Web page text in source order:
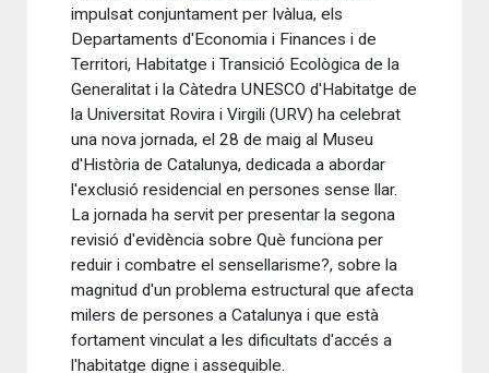
impulsat conjuntament per Ivàlua, els
Departaments d'Economia i Finances i de
Territori, Habitatge i Transició Ecològica de la
Generalitat i la Càtedra UNESCO d'Habitatge de
la Universitat Rovira i Virgili (URV) ha celebrat
una nova jornada, el 28 de maig al Museu
d'Història de Catalunya, dedicada a abordar
l'exclusió residencial en persones sense llar.
La jornada ha servit per presentar la segona
revisió d'evidència sobre Què funciona per
reduir i combatre el sensellarisme?, sobre la
magnitud d'un problema estructural que afecta
milers de persones a Catalunya i que està
fortament vinculat a les dificultats d'accés a
l'habitatge digne i assequible.